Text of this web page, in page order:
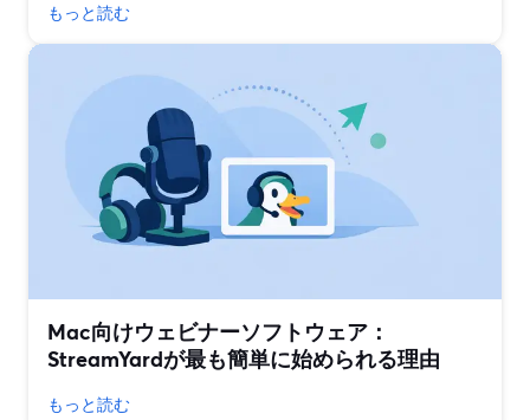
もっと読む
Mac向けウェビナーソフトウェア：
StreamYardが最も簡単に始められる理由
もっと読む